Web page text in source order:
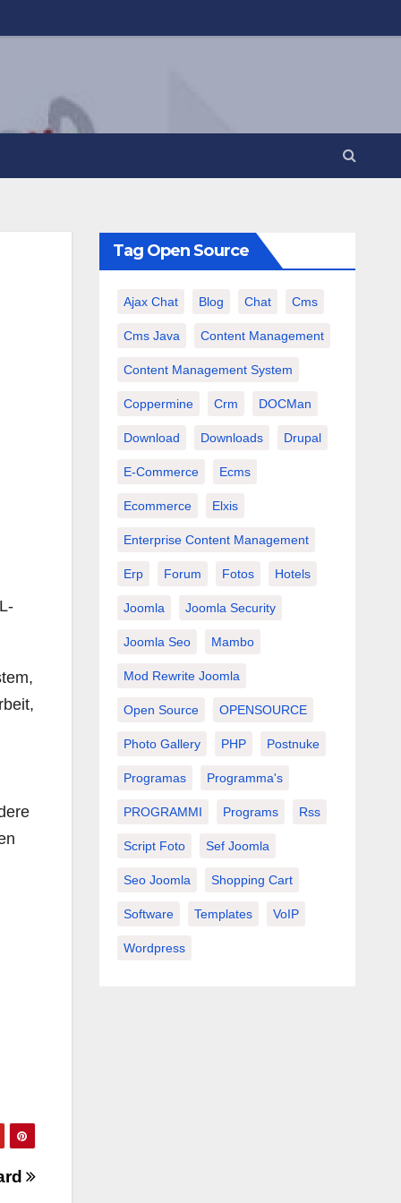
Tag Open Source
Ajax Chat Blog Chat Cms
Cms Java Content Management
Content Management System
Coppermine Crm DOCMan
Download Downloads Drupal
E-Commerce Ecms
Ecommerce Elxis
Enterprise Content Management
Erp Forum Fotos Hotels
Joomla Joomla Security
Joomla Seo Mambo
Mod Rewrite Joomla
Open Source OPENSOURCE
Photo Gallery PHP Postnuke
Programas Programma's
PROGRAMMI Programs Rss
Script Foto Sef Joomla
Seo Joomla Shopping Cart
Software Templates VoIP
Wordpress